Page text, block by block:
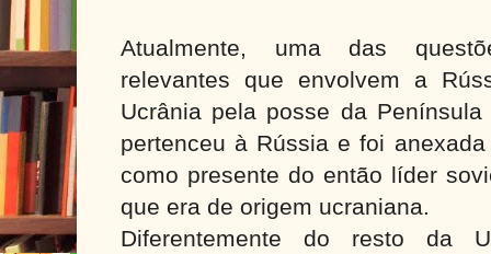
Atualmente, uma das
relevantes que envolvem a
Ucrânia pela posse da
pertenceu à Rússia e foi
como presente do então líder
que era de origem ucraniana.
Diferentemente do resto da